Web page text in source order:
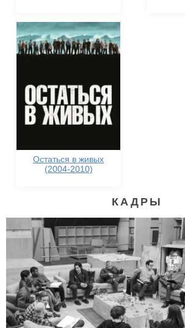
Остаться в живых
(2004-2010)
КАДРЫ